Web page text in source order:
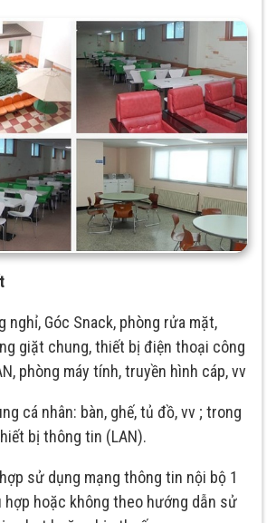
nghỉ, Góc Snack, phòng rửa mặt,
giặt chung, thiết bị điện thoại công
phòng máy tính, truyền hình cáp, vv
cá nhân: bàn, ghế, tủ đồ, vv ; trong
bị thông tin (LAN).
sử dụng mạng thông tin nội bộ 1
hợp hoặc không theo hướng dẫn sử